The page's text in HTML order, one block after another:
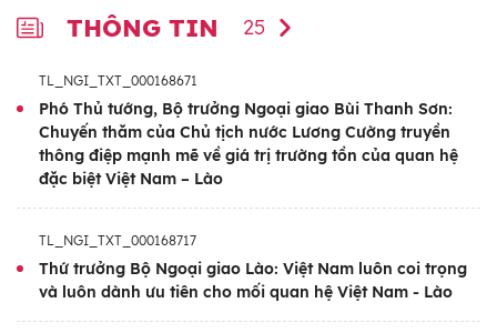
các Hiệp định hợp tác giữa hai Chính phủ
đang được hai bên tích cực triển khai và đạt
được nhiều kết quả quan trọng trên các lĩnh
vực.
Chuyến thăm không chỉ góp phần làm sâu
sắc hơn nữa mối quan hệ đoàn kết đặc biệt
đổi tình hình của mỗi Đảng, mỗi nước, tình
hình thế giới, khu vực mà hai bên cùng quan
tâm. Đồng thời, đánh giá việc triển khai quan
THÔNG TIN 25
TL_NGI_TXT_000168671
Phó Thủ tướng, Bộ trưởng Ngoại giao Bùi Thanh Sơn:
Chuyến thăm của Chủ tịch nước Lương Cường truyền
thông điệp mạnh mẽ về giá trị trường tồn của quan hệ
đặc biệt Việt Nam – Lào
TL_NGI_TXT_000168717
Thứ trưởng Bộ Ngoại giao Lào: Việt Nam luôn coi trọng
và luôn dành ưu tiên cho mối quan hệ Việt Nam - Lào